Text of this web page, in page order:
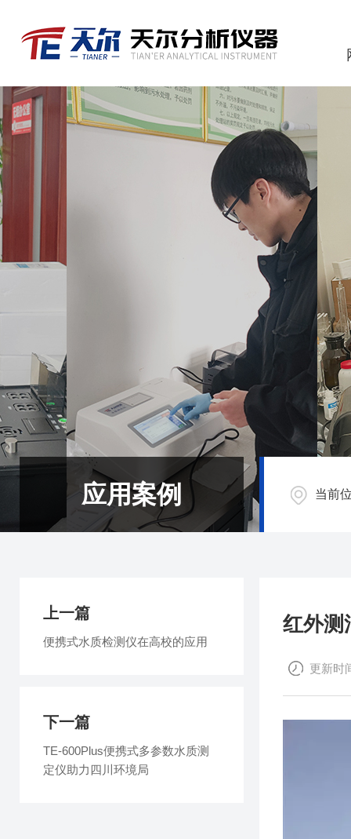
应用案例 当前
红外测
更新时
上一篇
便携式水质检测仪在高校的应用
下一篇
TE-600Plus便携式多参数水质测
定仪助力四川环境局